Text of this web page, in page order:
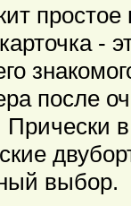
-
после
выбор.